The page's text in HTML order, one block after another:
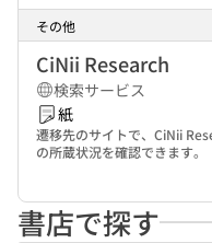
その他
CiNii Research
検索サービス
紙
遷移先のサイトで、CiNii
の所蔵状況を確認できます。
書店で探す